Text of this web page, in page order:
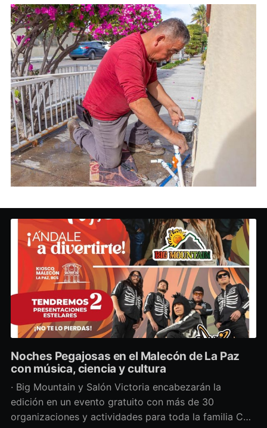
Noches Pegajosas en el Malecón de La Paz
con música, ciencia y cultura
· Big Mountain y Salón Victoria encabezarán la
edición en un evento gratuito con más de 30
organizaciones y actividades para toda la familia Con